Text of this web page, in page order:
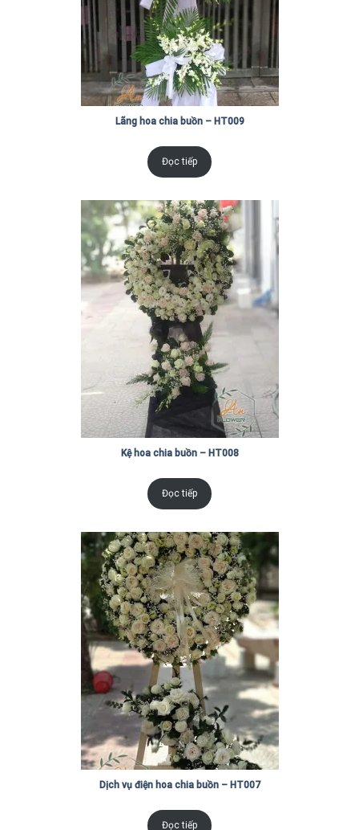
Lãng hoa chia buồn – HT009
Đọc tiếp
Kệ hoa chia buồn – HT008
Đọc tiếp
Dịch vụ điện hoa chia buồn – HT007
Đọc tiếp